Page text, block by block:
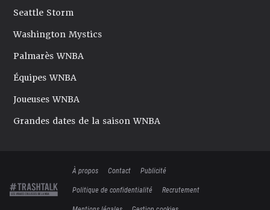
Seattle Storm
Washington Mystics
Palmarès WNBA
Équipes WNBA
Joueuses WNBA
Grandes dates de la saison WNBA
À propos Contact
Publicité
Politique de confidentialité
Recrutement